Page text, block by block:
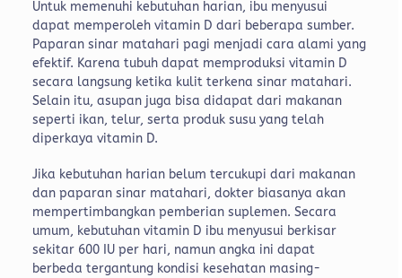
Untuk memenuhi kebutuhan harian, ibu menyusui
dapat memperoleh vitamin D dari beberapa sumber.
Paparan sinar matahari pagi menjadi cara alami yang
efektif. Karena tubuh dapat memproduksi vitamin D
secara langsung ketika kulit terkena sinar matahari.
Selain itu, asupan juga bisa didapat dari makanan
seperti ikan, telur, serta produk susu yang telah
diperkaya vitamin D.
Jika kebutuhan harian belum tercukupi dari makanan
dan paparan sinar matahari, dokter biasanya akan
mempertimbangkan pemberian suplemen. Secara
umum, kebutuhan vitamin D ibu menyusui berkisar
sekitar 600 IU per hari, namun angka ini dapat
berbeda tergantung kondisi kesehatan masing-